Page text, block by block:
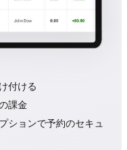
付ける
課金
ションで予約のセキュ